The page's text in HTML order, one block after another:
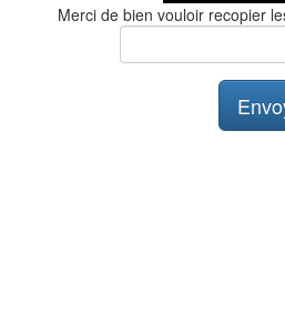
Merci de bien vouloir recopier